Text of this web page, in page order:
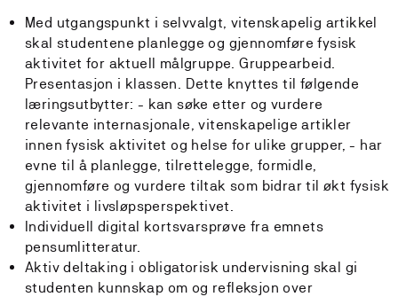
Med utgangspunkt i selvvalgt, vitenskapelig artikkel
skal studentene planlegge og gjennomføre fysisk
aktivitet for aktuell målgruppe. Gruppearbeid.
Presentasjon i klassen. Dette knyttes til følgende
læringsutbytter: - kan søke etter og vurdere
relevante internasjonale, vitenskapelige artikler
innen fysisk aktivitet og helse for ulike grupper, - har
evne til å planlegge, tilrettelegge, formidle,
gjennomføre og vurdere tiltak som bidrar til økt fysisk
aktivitet i livsløpsperspektivet.
Individuell digital kortsvarsprøve fra emnets
pensumlitteratur.
Aktiv deltaking i obligatorisk undervisning skal gi
studenten kunnskap om og refleksjon over